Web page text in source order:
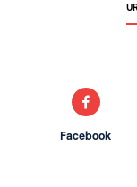
Facebook